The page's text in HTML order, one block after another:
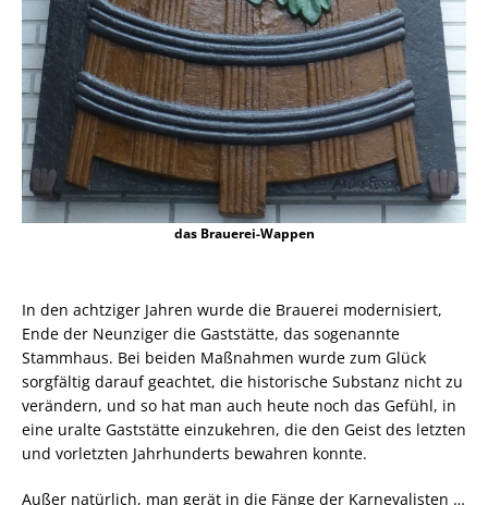
das Brauerei-Wappen
In den achtziger Jahren wurde die Brauerei modernisiert,
Ende der Neunziger die Gaststätte, das sogenannte
Stammhaus. Bei beiden Maßnahmen wurde zum Glück
sorgfältig darauf geachtet, die historische Substanz nicht zu
verändern, und so hat man auch heute noch das Gefühl, in
eine uralte Gaststätte einzukehren, die den Geist des letzten
und vorletzten Jahrhunderts bewahren konnte.
Außer natürlich, man gerät in die Fänge der Karnevalisten …